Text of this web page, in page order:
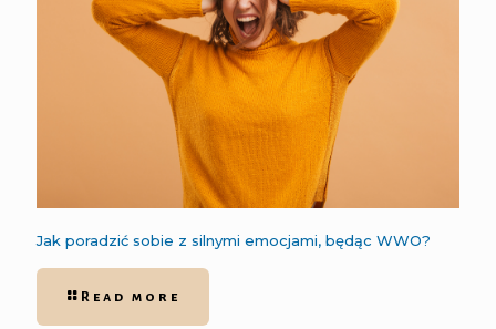
Jak poradzić sobie z silnymi emocjami, będąc WWO?
Read more